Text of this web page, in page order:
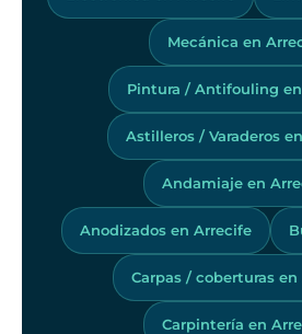
Mecánica en
Pintura / Antifouling
Astilleros / Varaderos
Andamiaje en
Anodizados en Arrecife
Carpas / coberturas
Carpintería en